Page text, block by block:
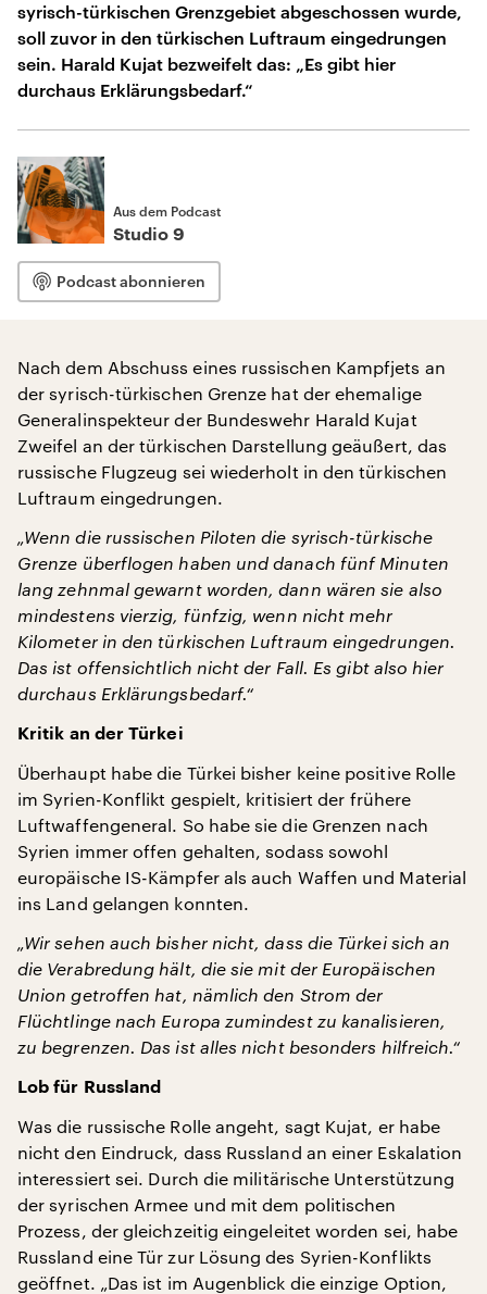
syrisch-türkischen Grenzgebiet abgeschossen wurde,
soll zuvor in den türkischen Luftraum eingedrungen
sein. Harald Kujat bezweifelt das: „Es gibt hier
durchaus Erklärungsbedarf.“
Aus dem Podcast
Studio 9
Podcast abonnieren
Nach dem Abschuss eines russischen Kampfjets an
der syrisch-türkischen Grenze hat der ehemalige
Generalinspekteur der Bundeswehr Harald Kujat
Zweifel an der türkischen Darstellung geäußert, das
russische Flugzeug sei wiederholt in den türkischen
Luftraum eingedrungen.
„Wenn die russischen Piloten die syrisch-türkische
Grenze überflogen haben und danach fünf Minuten
lang zehnmal gewarnt worden, dann wären sie also
mindestens vierzig, fünfzig, wenn nicht mehr
Kilometer in den türkischen Luftraum eingedrungen.
Das ist offensichtlich nicht der Fall. Es gibt also hier
durchaus Erklärungsbedarf.“
Kritik an der Türkei
Überhaupt habe die Türkei bisher keine positive Rolle
im Syrien-Konflikt gespielt, kritisiert der frühere
Luftwaffengeneral. So habe sie die Grenzen nach
Syrien immer offen gehalten, sodass sowohl
europäische IS-Kämpfer als auch Waffen und Material
ins Land gelangen konnten.
„Wir sehen auch bisher nicht, dass die Türkei sich an
die Verabredung hält, die sie mit der Europäischen
Union getroffen hat, nämlich den Strom der
Flüchtlinge nach Europa zumindest zu kanalisieren,
zu begrenzen. Das ist alles nicht besonders hilfreich.“
Lob für Russland
Was die russische Rolle angeht, sagt Kujat, er habe
nicht den Eindruck, dass Russland an einer Eskalation
interessiert sei. Durch die militärische Unterstützung
der syrischen Armee und mit dem politischen
Prozess, der gleichzeitig eingeleitet worden sei, habe
Russland eine Tür zur Lösung des Syrien-Konflikts
geöffnet. „Das ist im Augenblick die einzige Option,